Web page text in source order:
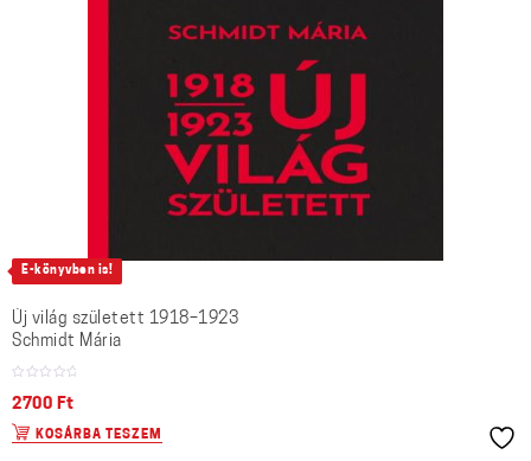
E-könyvben is!
Új világ született 1918–1923
Schmidt Mária
2700 Ft
KOSÁRBA TESZEM